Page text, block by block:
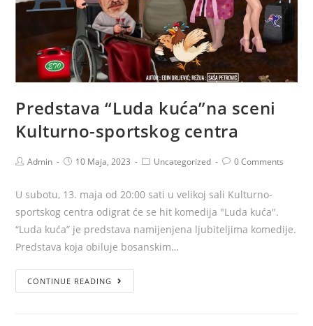
Predstava “Luda kuća”na sceni
Kulturno-sportskog centra
Admin 10 Maja, 2023 Uncategorized 0 Comments
U subotu, 13. maja od 20:00 sati u velikoj sali Kulturno-
sportskog centra odigrat će se hit komedija "Luda kuća".
“Luda kuća” je predstava namijenjena ljubiteljima komedije.
Predstava koja obiluje bosanskim…
CONTINUE READING